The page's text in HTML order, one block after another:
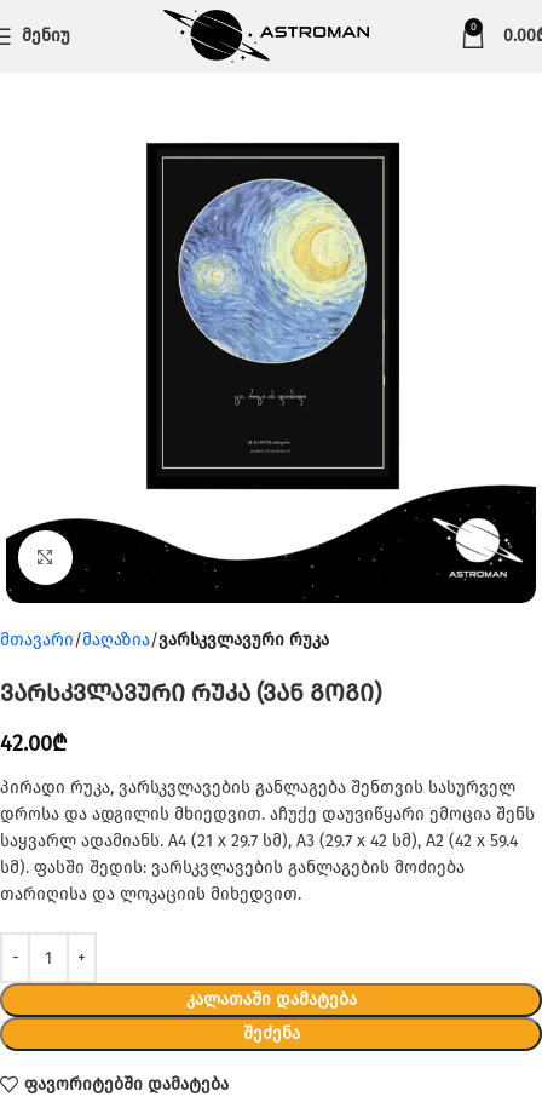
ᲛᲔᲜᲘᲣ 0 0.00
Click to enlarge
მთავარი მაღაზია ვარსკვლავური რუკა
ვარსკვლავური რუკა (ვან გოგი)
42.00₾
პირადი რუკა, ვარსკვლავების განლაგება შენთვის სასურველ
დროსა და ადგილის მხიედვით. აჩუქე დაუვიწყარი ემოცია შენს
საყვარლ ადამიანს. A4 (21 x 29.7 სმ), A3 (29.7 x 42 სმ), A2 (42 x 59.4
სმ). ფასში შედის: ვარსკვლავების განლაგების მოძიება
თარიღისა და ლოკაციის მიხედვით.
ᲙᲐᲚᲐᲗᲐᲨᲘ ᲓᲐᲛᲐᲢᲔᲑᲐ
ᲨᲔᲫᲔᲜᲐ
ფავორიტებში დამატება